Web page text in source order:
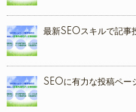
最新SEOスキルで記事
SEOに有力な投稿ペー